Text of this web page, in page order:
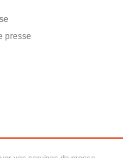
presse